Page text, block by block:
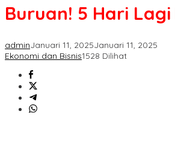
Diskon
Tambah
Listrik
Buruan! 5 Hari
adminJanuari 11, 2025Januari 11, 2025
Ekonomi dan Bisnis1528 Dilihat